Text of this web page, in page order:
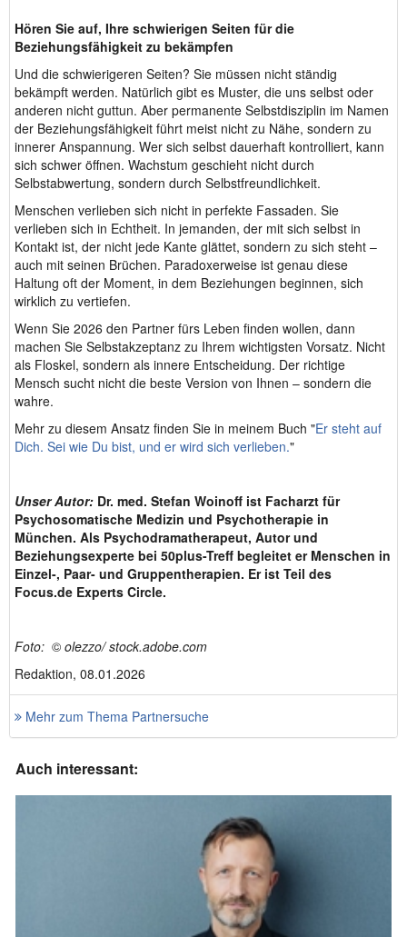
Hören Sie auf, Ihre schwierigen Seiten für die
Beziehungsfähigkeit zu bekämpfen
Und die schwierigeren Seiten? Sie müssen nicht ständig
bekämpft werden. Natürlich gibt es Muster, die uns selbst oder
anderen nicht guttun. Aber permanente Selbstdisziplin im Namen
der Beziehungsfähigkeit führt meist nicht zu Nähe, sondern zu
innerer Anspannung. Wer sich selbst dauerhaft kontrolliert, kann
sich schwer öffnen. Wachstum geschieht nicht durch
Selbstabwertung, sondern durch Selbstfreundlichkeit.
Menschen verlieben sich nicht in perfekte Fassaden. Sie
verlieben sich in Echtheit. In jemanden, der mit sich selbst in
Kontakt ist, der nicht jede Kante glättet, sondern zu sich steht –
auch mit seinen Brüchen. Paradoxerweise ist genau diese
Haltung oft der Moment, in dem Beziehungen beginnen, sich
wirklich zu vertiefen.
Wenn Sie 2026 den Partner fürs Leben finden wollen, dann
machen Sie Selbstakzeptanz zu Ihrem wichtigsten Vorsatz. Nicht
als Floskel, sondern als innere Entscheidung. Der richtige
Mensch sucht nicht die beste Version von Ihnen – sondern die
wahre.
Mehr zu diesem Ansatz finden Sie in meinem Buch "Er steht auf
Dich. Sei wie Du bist, und er wird sich verlieben."
Unser Autor: Dr. med. Stefan Woinoff ist Facharzt für
Psychosomatische Medizin und Psychotherapie in
München. Als Psychodramatherapeut, Autor und
Beziehungsexperte bei 50plus-Treff begleitet er Menschen in
Einzel-, Paar- und Gruppentherapien. Er ist Teil des
Focus.de Experts Circle.
Foto: © olezzo/ stock.adobe.com
Redaktion, 08.01.2026
Mehr zum Thema Partnersuche
Auch interessant: